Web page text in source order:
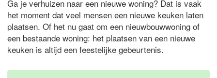
Ga je verhuizen naar een nieuwe woning? Dat is vaak
het moment dat veel mensen een nieuwe keuken laten
plaatsen. Of het nu gaat om een nieuwbouwwoning of
een bestaande woning: het plaatsen van een nieuwe
keuken is altijd een feestelijke gebeurtenis.